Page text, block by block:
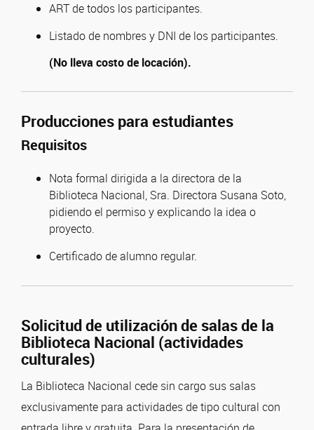
ART de todos los participantes.
Listado de nombres y DNI de los participantes.
(No lleva costo de locación).
Producciones para estudiantes
Requisitos
Nota formal dirigida a la directora de la
Biblioteca Nacional, Sra. Directora Susana Soto,
pidiendo el permiso y explicando la idea o
proyecto.
Certificado de alumno regular.
Solicitud de utilización de salas de la
Biblioteca Nacional (actividades
culturales)
La Biblioteca Nacional cede sin cargo sus salas
exclusivamente para actividades de tipo cultural con